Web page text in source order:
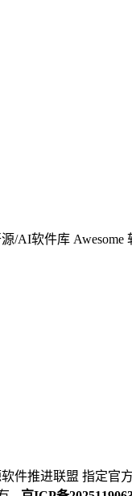
/AI软件库 Awesome
件推进联盟 指定官